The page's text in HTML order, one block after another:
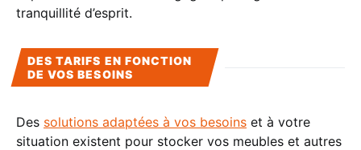
tranquillité d’esprit.
DES TARIFS EN FONCTION
DE VOS BESOINS
Des solutions adaptées à vos besoins et à votre
situation existent pour stocker vos meubles et autres